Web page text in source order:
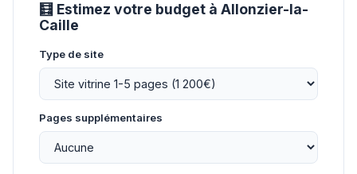
🧮 Estimez votre budget à Allonzier-la-
Caille
Type de site
Pages supplémentaires